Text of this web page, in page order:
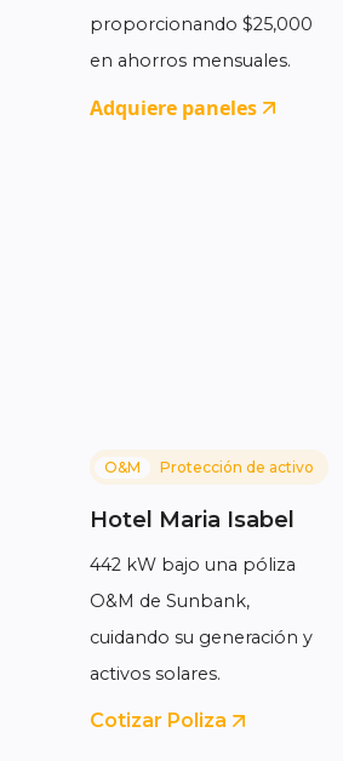
proporcionando $25,000
en ahorros mensuales.
Adquiere paneles
O&M Protección de activo
Hotel Maria Isabel
442 kW bajo una póliza
O&M de Sunbank,
cuidando su generación y
activos solares.
Cotizar Poliza